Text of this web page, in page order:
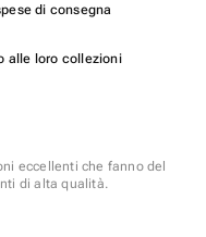
di consegna
alle loro collezioni
eccellenti che fanno del
di alta qualità.